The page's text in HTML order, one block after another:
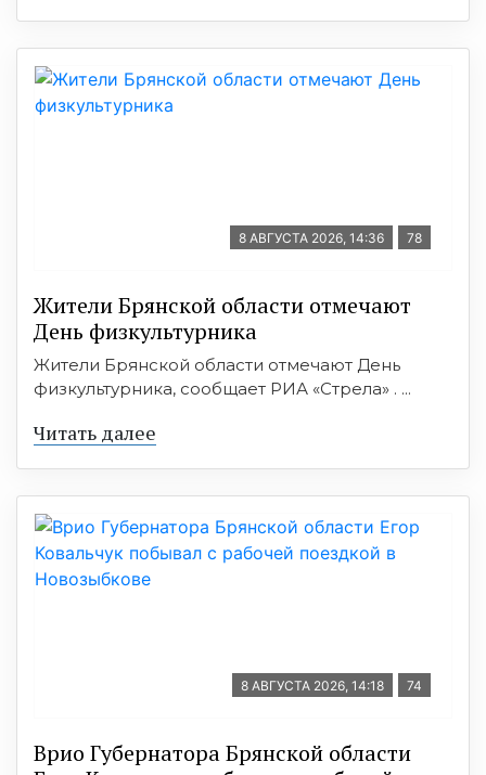
8 АВГУСТА 2026, 14:36 78
Жители Брянской области отмечают
День физкультурника
Жители Брянской области отмечают День
физкультурника, сообщает РИА «Стрела» . ...
Читать далее
8 АВГУСТА 2026, 14:18 74
Врио Губернатора Брянской области